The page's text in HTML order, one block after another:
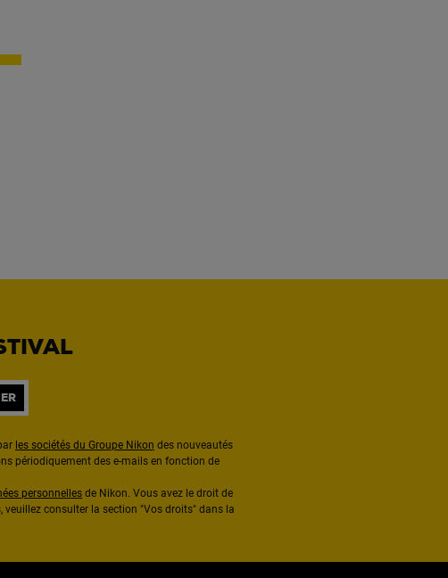
les sociétés du Groupe Nikon des nouveautés
périodiquement des e-mails en fonction de
personnelles de Nikon. Vous avez le droit de
consulter la section "Vos droits" dans la